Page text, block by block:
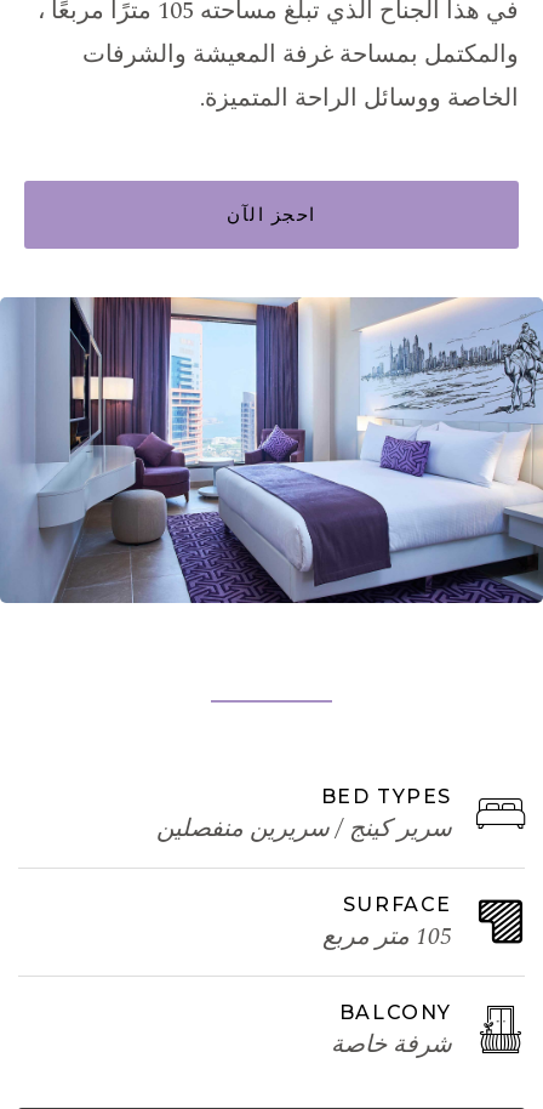
في هذا الجناح الذي تبلغ مساحته 105 مترًا مربعًا ،
والمكتمل بمساحة غرفة المعيشة والشرفات
الخاصة ووسائل الراحة المتميزة.
احجز الآن
BED TYPES
سرير كينج / سريرين منفصلين
SURFACE
105 متر مربع
BALCONY
شرفة خاصة